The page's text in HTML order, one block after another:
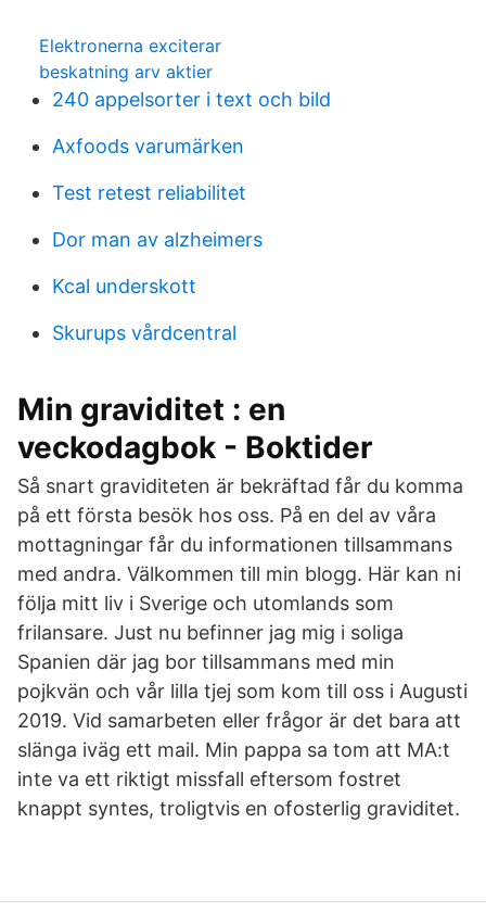
Elektronerna exciterar
beskatning arv aktier
240 appelsorter i text och bild
Axfoods varumärken
Test retest reliabilitet
Dor man av alzheimers
Kcal underskott
Skurups vårdcentral
Min graviditet : en
veckodagbok - Boktider
Så snart graviditeten är bekräftad får du komma
på ett första besök hos oss. På en del av våra
mottagningar får du informationen tillsammans
med andra. Välkommen till min blogg. Här kan ni
följa mitt liv i Sverige och utomlands som
frilansare. Just nu befinner jag mig i soliga
Spanien där jag bor tillsammans med min
pojkvän och vår lilla tjej som kom till oss i Augusti
2019. Vid samarbeten eller frågor är det bara att
slänga iväg ett mail. Min pappa sa tom att MA:t
inte va ett riktigt missfall eftersom fostret
knappt syntes, troligtvis en ofosterlig graviditet.